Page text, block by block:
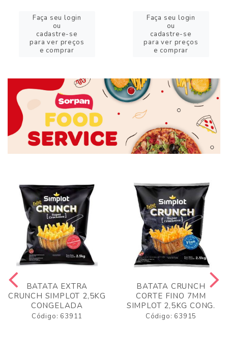
Faça seu login
ou
cadastre-se
para ver preços
e comprar
Faça seu login
ou
cadastre-se
para ver preços
e comprar
BATATA EXTRA
CRUNCH SIMPLOT 2,5KG
CONGELADA
Código: 63911
BATATA CRUNCH
CORTE FINO 7MM
SIMPLOT 2,5KG CONG.
Código: 63915